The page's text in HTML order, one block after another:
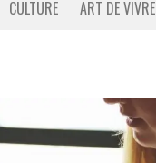
CULTURE ART DE VIVRE